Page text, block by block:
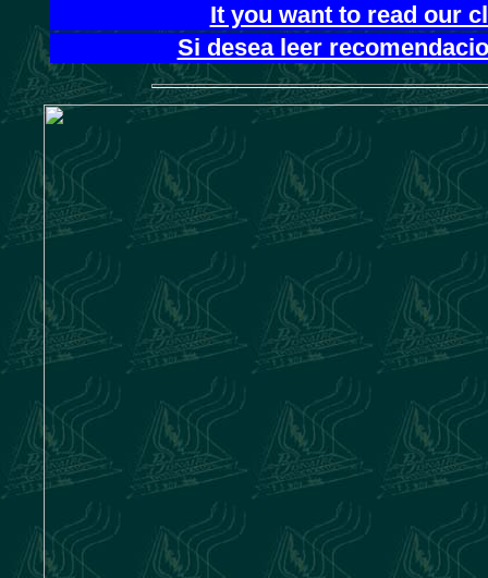
It you want to read our
Si desea leer